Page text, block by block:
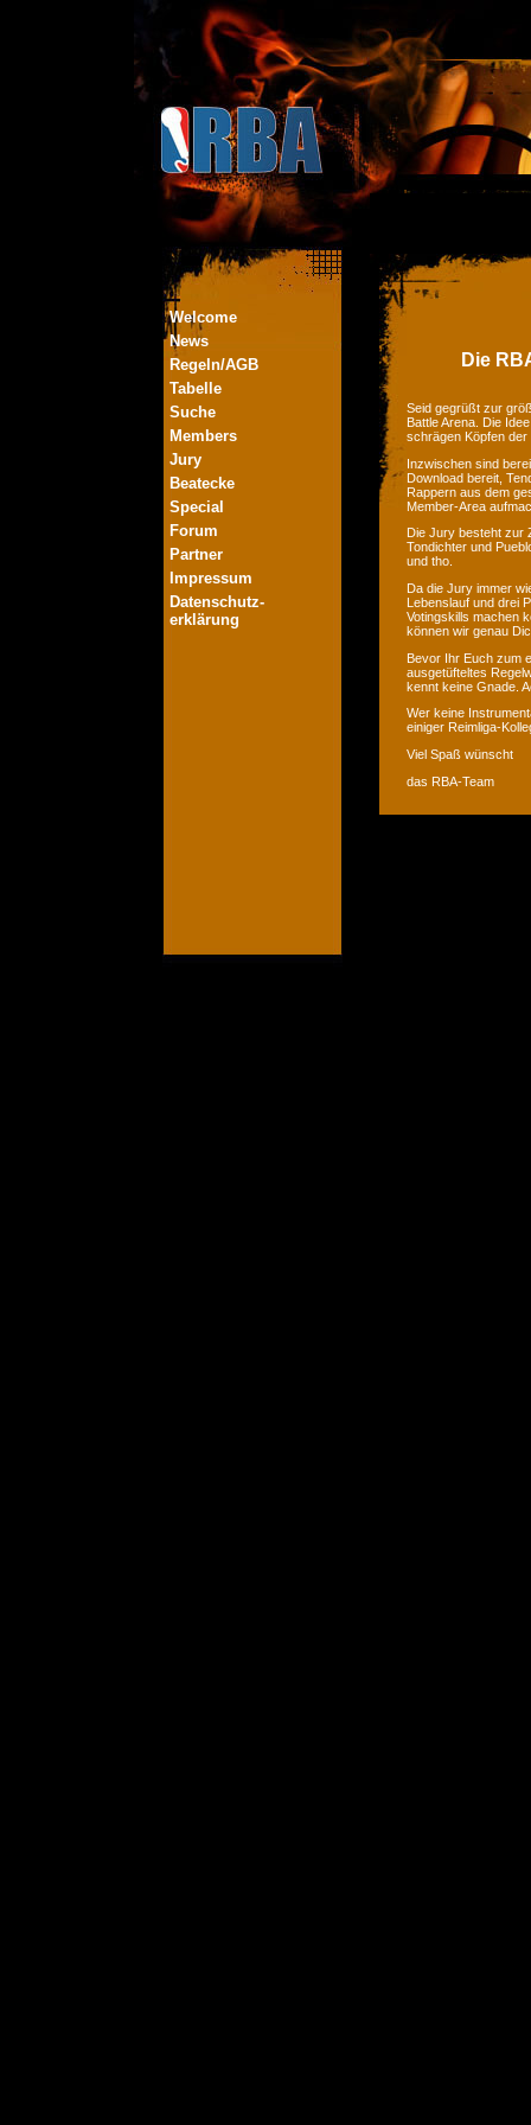
Welcome
News
Regeln/AGB
Tabelle
Suche
Members
Jury
Beatecke
Special
Forum
Partner
Impressum
Datenschutz-
erklärung
Die
Seid gegrüßt zur
Battle Arena. Die
schrägen Köpfen
Inzwischen sind
Download bereit,
Rappern aus dem
Member-Area
Die Jury besteht zur
Tondichter und
und tho.
Da die Jury immer
Lebenslauf und drei
Votingskills machen
können wir genau
Bevor Ihr Euch zum
ausgetüfteltes
kennt keine Gnade.
Wer keine
einiger Reimliga-
Viel Spaß wünscht
das RBA-Team